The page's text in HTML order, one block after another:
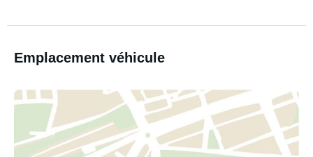
Emplacement véhicule